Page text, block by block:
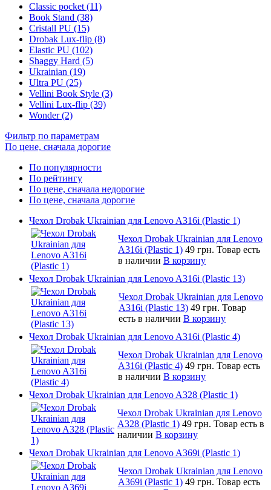
Classic pocket (11)
Book Stand (38)
Cristall PU (15)
Drobak Lux-flip (8)
Elastic PU (102)
Shaggy Hard (5)
Ukrainian (19)
Ultra PU (25)
Vellini Book Style (3)
Vellini Lux-flip (39)
Wonder (2)
Фильтр по параметрам
По цене, сначала дорогие
По популярности
По рейтингу
По цене, сначала недорогие
По цене, сначала дорогие
Чехол Drobak Ukrainian для Lenovo A316i (Plastic 1)
Чехол Drobak Ukrainian для Lenovo
A316i (Plastic 1) 49 грн. Товар есть
в наличии В корзину
Чехол Drobak Ukrainian для Lenovo A316i (Plastic 13)
Чехол Drobak Ukrainian для Lenovo
A316i (Plastic 13) 49 грн. Товар
есть в наличии В корзину
Чехол Drobak Ukrainian для Lenovo A316i (Plastic 4)
Чехол Drobak Ukrainian для Lenovo
A316i (Plastic 4) 49 грн. Товар есть
в наличии В корзину
Чехол Drobak Ukrainian для Lenovo A328 (Plastic 1)
Чехол Drobak Ukrainian для Lenovo
A328 (Plastic 1) 49 грн. Товар есть в
наличии В корзину
Чехол Drobak Ukrainian для Lenovo A369i (Plastic 1)
Чехол Drobak Ukrainian для Lenovo
A369i (Plastic 1) 49 грн. Товар есть